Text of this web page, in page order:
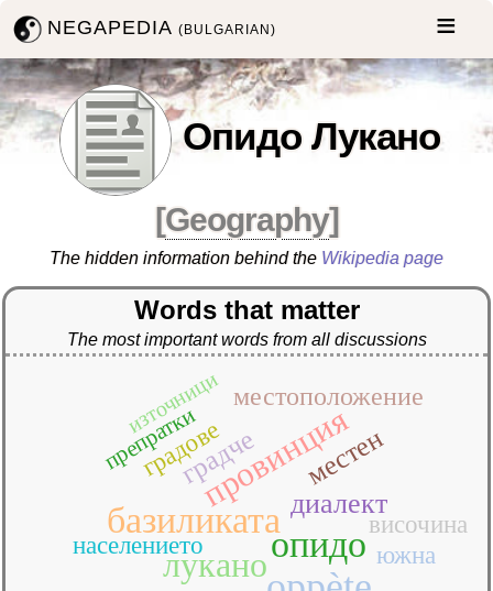
NEGAPEDIA(BULGARIAN)
Опидо Лукано
[Geography]
The hidden information behind the Wikipedia page
Words that matter
The most important words from all discussions
базиликата
опидо
лукано
провинция
диалект
градче местен
местоположение
височина
градове
населението южна
препратки
източници